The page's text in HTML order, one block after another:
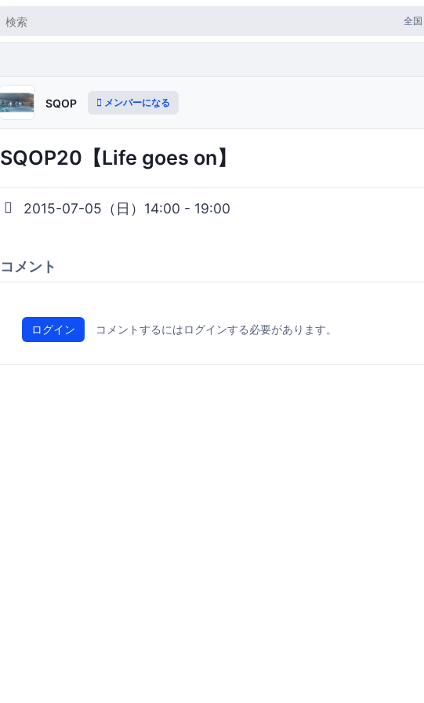
SQOP メンバーになる
SQOP20【Life goes on】
2015-07-05（日）14:00 - 19:00
コメント
ログイン コメントするにはログインする必要があります。